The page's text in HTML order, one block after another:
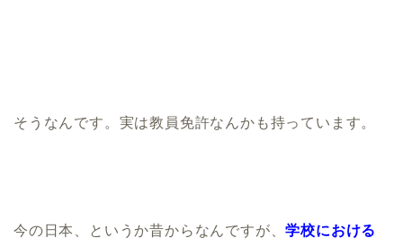
そうなんです。実は教員免許なんかも持っています。
今の日本、というか昔からなんですが、学校における